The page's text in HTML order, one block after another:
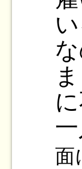
面